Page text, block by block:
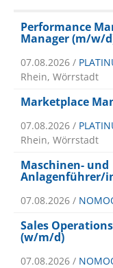
Performance
Manager (m/w/
07.08.2026 /
Rhein, Wörrstadt
Marketplace
07.08.2026 /
Rhein, Wörrstadt
Maschinen- und
Anlagenführer/
07.08.2026 /
Sales
(w/m/d)
07.08.2026 /